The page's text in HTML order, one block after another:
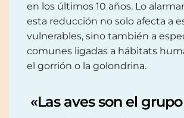
en los últimos 10 años. Lo
esta reducción no solo afecta a
vulnerables, sino también a
comunes ligadas a hábitats
el gorrión o la golondrina.
«Las aves son el